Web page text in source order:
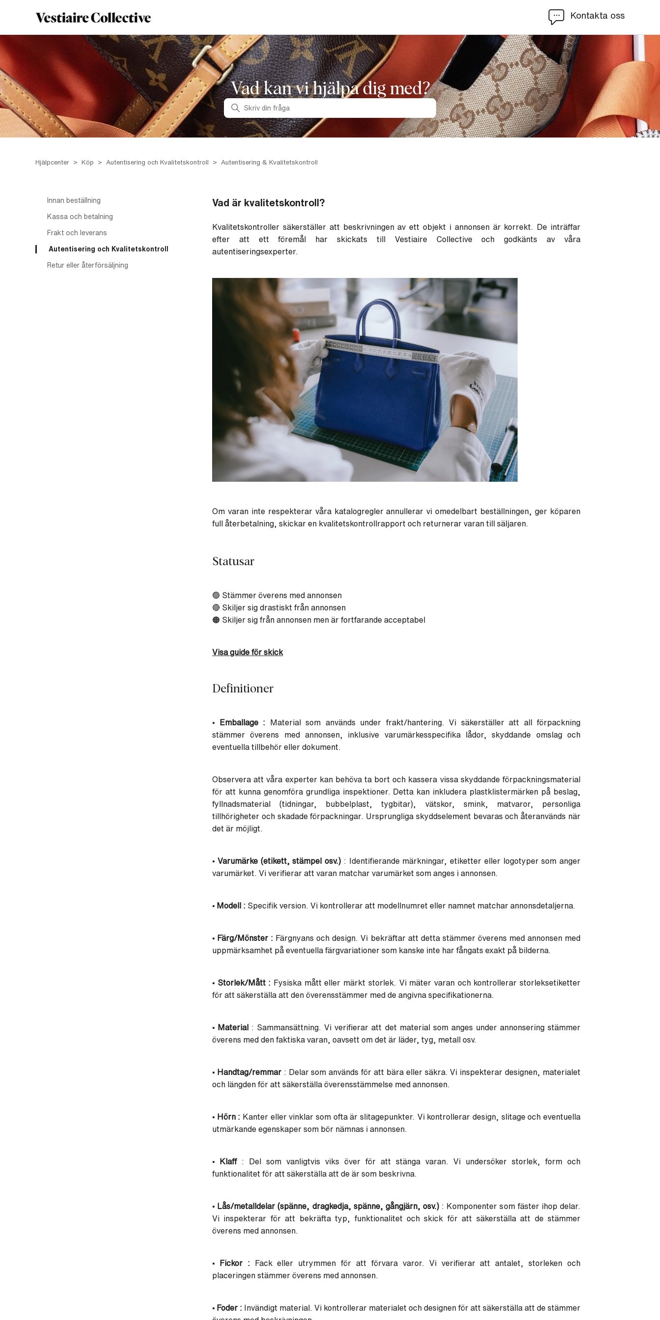
Kontakta oss
Vad kan vi hjälpa dig med?
Sök
Hjälpcenter Köp Autentisering och Kvalitetskontroll Autentisering & Kvalitetskontroll
Innan beställning
Kassa och betalning
Frakt och leverans
Autentisering och Kvalitetskontroll
Retur eller återförsäljning
Vad är kvalitetskontroll?
Kvalitetskontroller säkerställer att beskrivningen av ett objekt i annonsen är korrekt. De inträffar
efter att ett föremål har skickats till Vestiaire Collective och godkänts av våra
autentiseringsexperter.
Om varan inte respekterar våra katalogregler annullerar vi omedelbart beställningen, ger köparen
full återbetalning, skickar en kvalitetskontrollrapport och returnerar varan till säljaren.
Statusar
🟢 Stämmer överens med annonsen
🔴 Skiljer sig drastiskt från annonsen
🟠 Skiljer sig från annonsen men är fortfarande acceptabel
Visa guide för skick
Definitioner
• Emballage : Material som används under frakt/hantering. Vi säkerställer att all förpackning
stämmer överens med annonsen, inklusive varumärkesspecifika lådor, skyddande omslag och
eventuella tillbehör eller dokument.
Observera att våra experter kan behöva ta bort och kassera vissa skyddande förpackningsmaterial
för att kunna genomföra grundliga inspektioner. Detta kan inkludera plastklistermärken på beslag,
fyllnadsmaterial (tidningar, bubbelplast, tygbitar), vätskor, smink, matvaror, personliga
tillhörigheter och skadade förpackningar. Ursprungliga skyddselement bevaras och återanvänds när
det är möjligt.
• Varumärke (etikett, stämpel osv.) : Identifierande märkningar, etiketter eller logotyper som anger
varumärket. Vi verifierar att varan matchar varumärket som anges i annonsen.
• Modell : Specifik version. Vi kontrollerar att modellnumret eller namnet matchar annonsdetaljerna.
• Färg/Mönster : Färgnyans och design. Vi bekräftar att detta stämmer överens med annonsen med
uppmärksamhet på eventuella färgvariationer som kanske inte har fångats exakt på bilderna.
• Storlek/Mått : Fysiska mått eller märkt storlek. Vi mäter varan och kontrollerar storleksetiketter
för att säkerställa att den överensstämmer med de angivna specifikationerna.
• Material
: Sammansättning. Vi verifierar att det material som anges under annonsering stämmer
överens med den faktiska varan, oavsett om det är läder, tyg, metall osv.
• Handtag/remmar: Delar som används för att bära eller säkra. Vi inspekterar designen, materialet
och längden för att säkerställa överensstämmelse med annonsen.
• Hörn : Kanter eller vinklar som ofta är slitagepunkter. Vi kontrollerar design, slitage och eventuella
utmärkande egenskaper som bör nämnas i annonsen.
• Klaff: Del som vanligtvis viks över för att stänga varan. Vi undersöker storlek, form och
funktionalitet för att säkerställa att de är som beskrivna.
• Lås/metalldelar (spänne, dragkedja, spänne, gångjärn, osv.) : Komponenter som fäster ihop delar.
Vi inspekterar för att bekräfta typ, funktionalitet och skick för att säkerställa att de stämmer
överens med annonsen.
• Fickor : Fack eller utrymmen för att förvara varor. Vi verifierar att antalet, storleken och
placeringen stämmer överens med annonsen.
• Foder : Invändigt material. Vi kontrollerar materialet och designen för att säkerställa att de stämmer